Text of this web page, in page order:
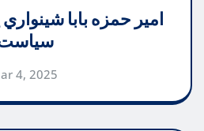
امیر حمزه بابا
سیاست
4, 2025